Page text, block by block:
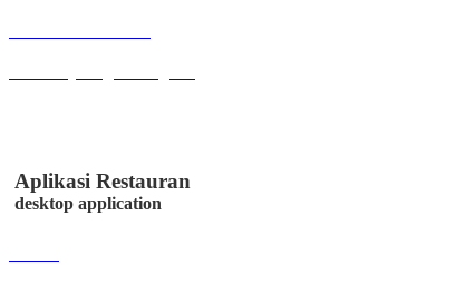
Aplikasi Restauran
desktop application